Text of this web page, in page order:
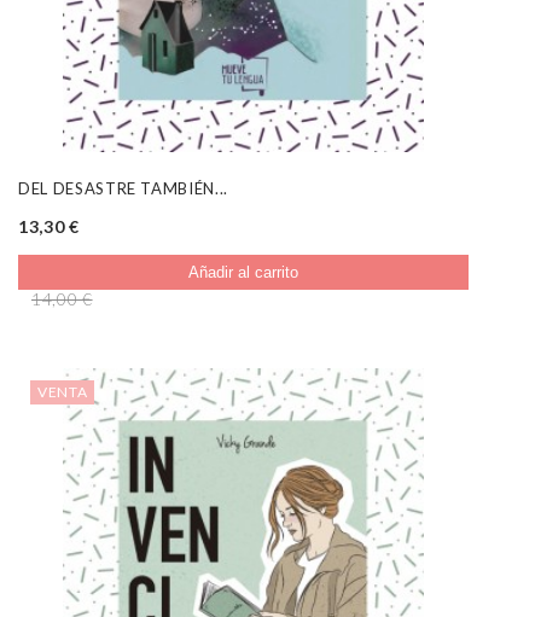
DEL DESASTRE TAMBIÉN...
13,30 €
Añadir al carrito
14,00 €
VENTA